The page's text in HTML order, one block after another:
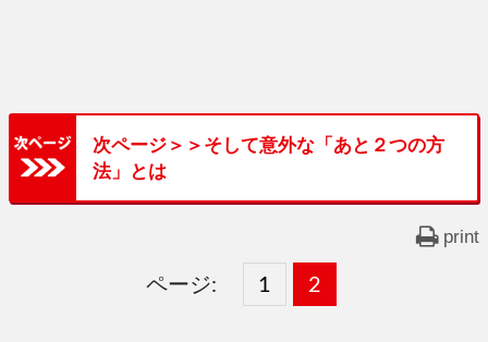
次ページ＞＞そして意外な「あと２つの方
法」とは
print
ページ:
固
1 ,
固
2